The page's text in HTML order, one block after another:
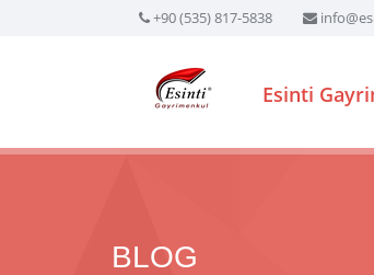
+90 (535) 817-5838
Esinti
BLOG